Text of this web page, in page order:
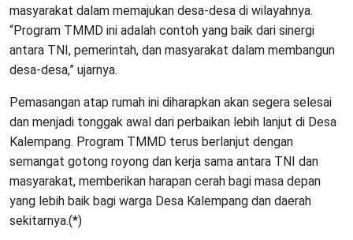
masyarakat dalam memajukan desa-desa di wilayahnya.
“Program TMMD ini adalah contoh yang baik dari sinergi
antara TNI, pemerintah, dan masyarakat dalam membangun
desa-desa,” ujarnya.
Pemasangan atap rumah ini diharapkan akan segera selesai
dan menjadi tonggak awal dari perbaikan lebih lanjut di Desa
Kalempang. Program TMMD terus berlanjut dengan
semangat gotong royong dan kerja sama antara TNI dan
masyarakat, memberikan harapan cerah bagi masa depan
yang lebih baik bagi warga Desa Kalempang dan daerah
sekitarnya.(*)